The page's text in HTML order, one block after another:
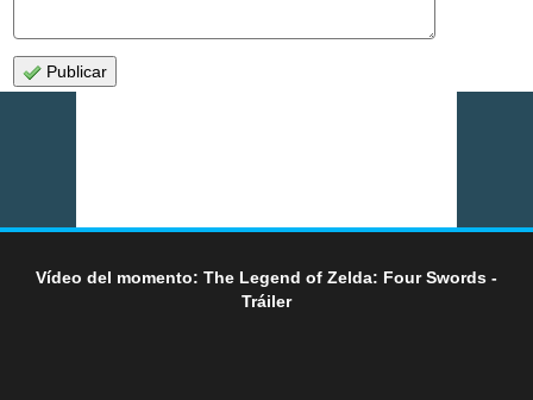
Publicar
Vídeo del momento: The Legend of Zelda: Four Swords -
Tráiler